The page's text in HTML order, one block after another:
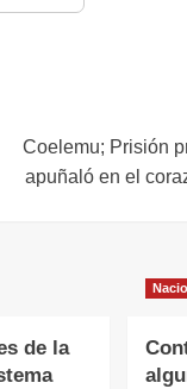
Coelemu; Prisión
apuñaló en el
de la